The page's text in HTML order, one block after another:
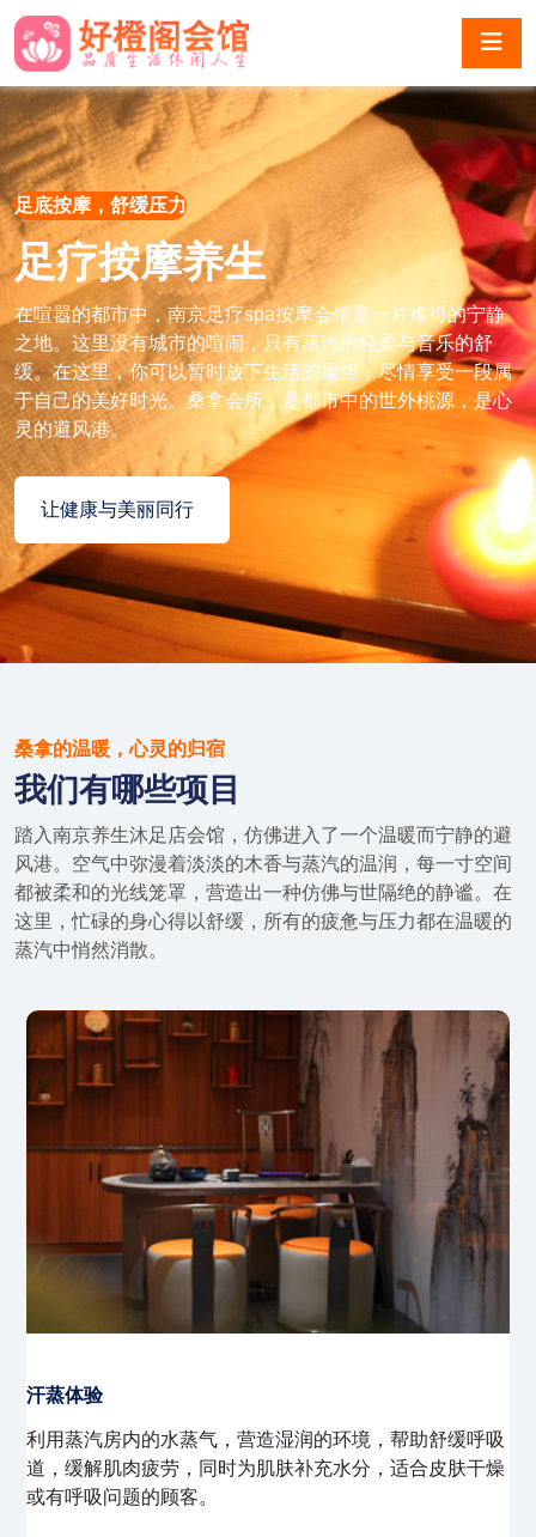
足底按摩，舒缓压力
足疗按摩养生
在喧嚣的都市中，南京足疗spa按摩会馆是一片难得的宁静
之地。这里没有城市的喧闹，只有蒸汽的轻柔与音乐的舒
缓。在这里，你可以暂时放下生活的重担，尽情享受一段属
于自己的美好时光。桑拿会所，是都市中的世外桃源，是心
灵的避风港。
让健康与美丽同行
桑拿的温暖，心灵的归宿
我们有哪些项目
踏入南京养生沐足店会馆，仿佛进入了一个温暖而宁静的避
风港。空气中弥漫着淡淡的木香与蒸汽的温润，每一寸空间
都被柔和的光线笼罩，营造出一种仿佛与世隔绝的静谧。在
这里，忙碌的身心得以舒缓，所有的疲惫与压力都在温暖的
蒸汽中悄然消散。
精油香薰桑拿
结合天然精油的香气与传统桑拿，通过蒸汽释放精油的芬
芳，舒缓身心，缓解压力，提升睡眠质量。